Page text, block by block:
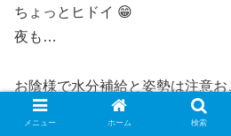
ちょっとヒドイ 😁
夜も…
お陰様で水分補給と姿勢は注意
メニュー ホーム 検索